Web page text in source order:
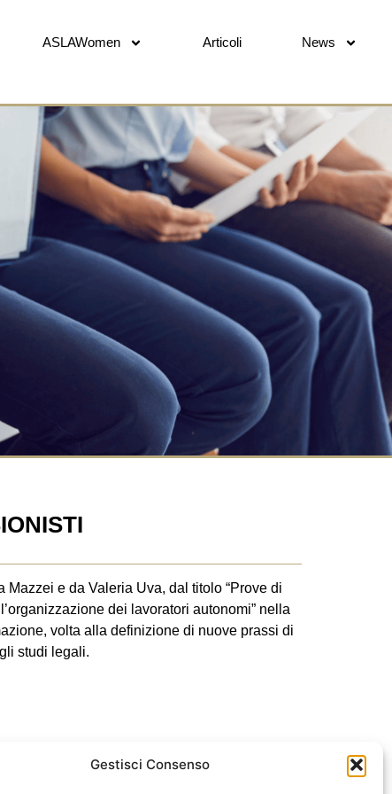
Gestisci Consenso
ASLAWomen Articoli News
e da Valeria Uva, dal titolo “Prove di
dei lavoratori autonomi” nella
volta alla definizione di nuove prassi di
studi legali.